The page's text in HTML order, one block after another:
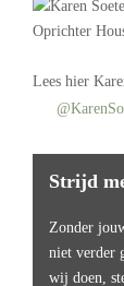
Oprichter
Lees hier
Strijd
Zonder
niet verder
wij doen,